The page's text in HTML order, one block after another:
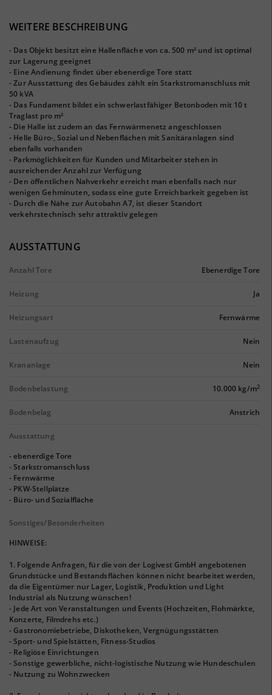
WEITERE BESCHREIBUNG
- Das Objekt besitzt eine Hallenfläche von ca. 500 m² und ist optimal
zur Lagerung geeignet
- Eine Andienung findet über ebenerdige Tore statt
- Zur Ausstattung des Gebäudes zählt ein Starkstromanschluss mit
50 kVA
- Das Fundament bildet ein schwerlastfähiger Betonboden mit 10 t
Traglast pro m²
- Die Halle ist zudem an das Fernwärmenetz angeschlossen
- Helle Büro-, Sozial und Nebenflächen mit Sanitäranlagen sind
ebenfalls vorhanden
- Parkmöglichkeiten für Kunden und Mitarbeiter stehen in
ausreichender Anzahl zur Verfügung
- Den öffentlichen Nahverkehr erreicht man ebenfalls nach nur
wenigen Gehminuten, sodass eine gute Erreichbarkeit gegeben ist
- Durch die Nähe zur Autobahn A7, ist dieser Standort
verkehrstechnisch sehr attraktiv gelegen
AUSSTATTUNG
Anzahl Tore Ebenerdige Tore
Heizung Ja
Heizungsart Fernwärme
Lastenaufzug Nein
Krananlage Nein
Bodenbelastung 10.000 kg/m2
Bodenbelag Anstrich
Ausstattung
- ebenerdige Tore
- Starkstromanschluss
- Fernwärme
- PKW-Stellplätze
- Büro- und Sozialfläche
Sonstiges/Besonderheiten
HINWEISE:
1. Folgende Anfragen, für die von der Logivest GmbH angebotenen
Grundstücke und Bestandsflächen können nicht bearbeitet werden,
da die Eigentümer nur Lager, Logistik, Produktion und Light
Industrial als Nutzung wünschen!
- Jede Art von Veranstaltungen und Events (Hochzeiten, Flohmärkte,
Konzerte, Filmdrehs etc.)
- Gastronomiebetriebe, Diskotheken, Vergnügungsstätten
- Sport- und Spielstätten, Fitness-Studios
- Religiöse Einrichtungen
- Sonstige gewerbliche, nicht-logistische Nutzung wie Hundeschulen
- Nutzung zu Wohnzwecken